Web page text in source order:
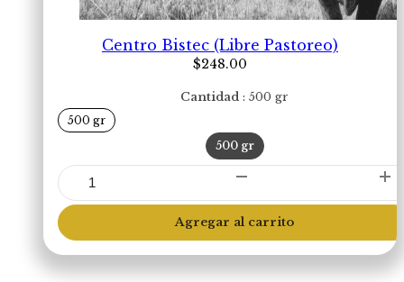
Centro Bistec (Libre Pastoreo)
$248.00
Cantidad 500 gr
500 gr
500 gr
Centro
Bistec
(Libre
Pastoreo)
cantidad
Agregar al carrito